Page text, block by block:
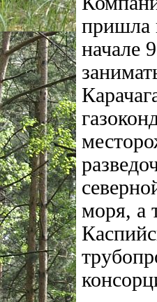
пришла
начале
моря, а